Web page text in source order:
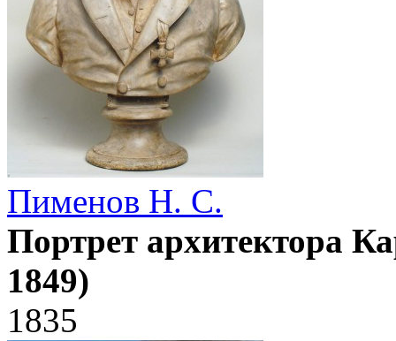
Пименов Н. С.
Портрет архитектора
1849)
1835